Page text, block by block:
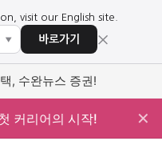
visit our English site.
▼ 바로가기 ×
, 수완뉴스 증권!
커리어의 시작! ✕